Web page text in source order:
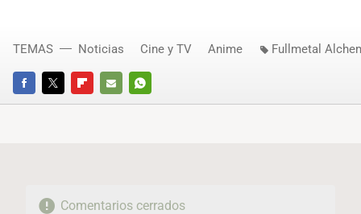
FACEBOOKTWITTERFLIPBOARD
E-
WHATSAPP
TEMAS Noticias Cine y TV Anime Fullmetal
Comentarios cerrados